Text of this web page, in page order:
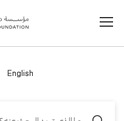
English